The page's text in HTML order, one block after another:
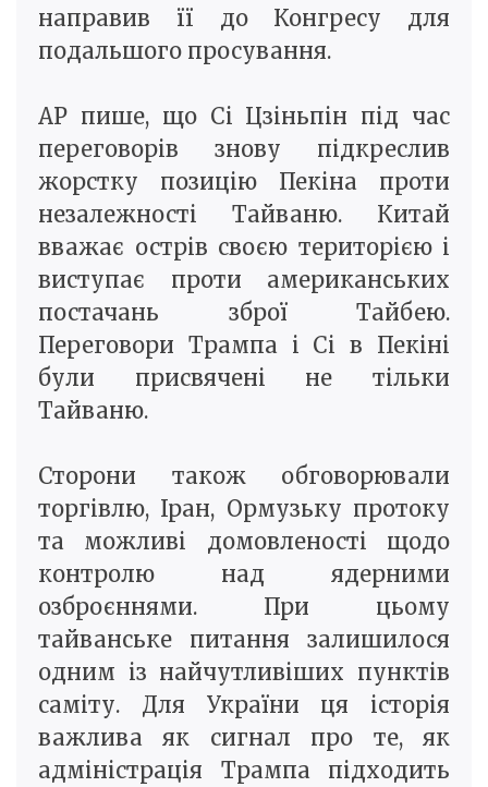
направив її до Конгресу для
подальшого просування.
AP пише, що Сі Цзіньпін під час
переговорів знову підкреслив
жорстку позицію Пекіна проти
незалежності Тайваню. Китай
вважає острів своєю територією і
виступає проти американських
постачань зброї Тайбею.
Переговори Трампа і Сі в Пекіні
були присвячені не тільки
Тайваню.
Сторони також обговорювали
торгівлю, Іран, Ормузьку протоку
та можливі домовленості щодо
контролю над ядерними
озброєннями. При цьому
тайванське питання залишилося
одним із найчутливіших пунктів
саміту. Для України ця історія
важлива як сигнал про те, як
адміністрація Трампа підходить